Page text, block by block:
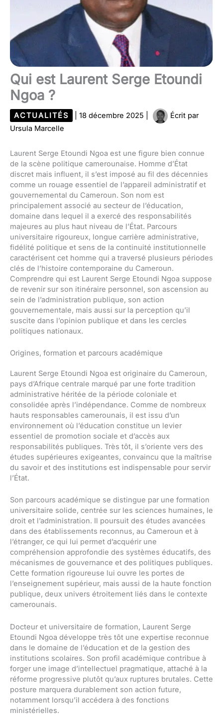
Qui est Laurent Serge Etoundi
Ngoa ?
ACTUALITÉS 18 décembre 2025
Écrit par
Ursula Marcelle
Laurent Serge Etoundi Ngoa est une figure bien connue
de la scène politique camerounaise. Homme d’État
discret mais influent, il s’est imposé au fil des décennies
comme un rouage essentiel de l’appareil administratif et
gouvernemental du Cameroun. Son nom est
principalement associé au secteur de l’éducation,
domaine dans lequel il a exercé des responsabilités
majeures au plus haut niveau de l’État. Parcours
universitaire rigoureux, longue carrière administrative,
fidélité politique et sens de la continuité institutionnelle
caractérisent cet homme qui a traversé plusieurs périodes
clés de l’histoire contemporaine du Cameroun.
Comprendre qui est Laurent Serge Etoundi Ngoa suppose
de revenir sur son itinéraire personnel, son ascension au
sein de l’administration publique, son action
gouvernementale, mais aussi sur la perception qu’il
suscite dans l’opinion publique et dans les cercles
politiques nationaux.
Origines, formation et parcours académique
Laurent Serge Etoundi Ngoa est originaire du Cameroun,
pays d’Afrique centrale marqué par une forte tradition
administrative héritée de la période coloniale et
consolidée après l’indépendance. Comme de nombreux
hauts responsables camerounais, il est issu d’un
environnement où l’éducation constitue un levier
essentiel de promotion sociale et d’accès aux
responsabilités publiques. Très tôt, il s’oriente vers des
études supérieures exigeantes, convaincu que la maîtrise
du savoir et des institutions est indispensable pour servir
l’État.
Son parcours académique se distingue par une formation
universitaire solide, centrée sur les sciences humaines, le
droit et l’administration. Il poursuit des études avancées
dans des établissements reconnus, au Cameroun et à
l’étranger, ce qui lui permet d’acquérir une
compréhension approfondie des systèmes éducatifs, des
mécanismes de gouvernance et des politiques publiques.
Cette formation rigoureuse lui ouvre les portes de
l’enseignement supérieur, mais aussi de la haute fonction
publique, deux univers étroitement liés dans le contexte
camerounais.
Docteur et universitaire de formation, Laurent Serge
Etoundi Ngoa développe très tôt une expertise reconnue
dans le domaine de l’éducation et de la gestion des
institutions scolaires. Son profil académique contribue à
forger une image d’intellectuel pragmatique, attaché à la
réforme progressive plutôt qu’aux ruptures brutales. Cette
posture marquera durablement son action future,
notamment lorsqu’il accédera à des fonctions
ministérielles.